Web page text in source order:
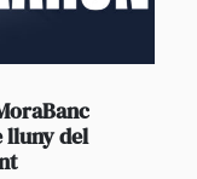
lluny del